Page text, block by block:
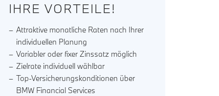
IHRE VORTEILE!
Attraktive monatliche Raten nach Ihrer
individuellen Planung
Variabler oder fixer Zinssatz möglich
Zielrate individuell wählbar
Top-Versicherungskonditionen über
BMW Financial Services